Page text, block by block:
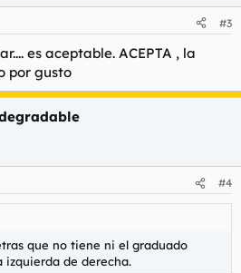
#3
es aceptable. ACEPTA , la
por gusto
#4
que no tiene ni el graduado
izquierda de derecha.